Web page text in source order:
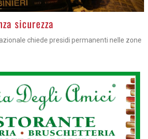
sicurezza
chiede presidi permanenti nelle zone